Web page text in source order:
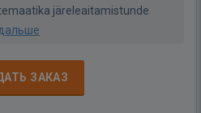
järeleaitamistunde
ЗАКАЗ